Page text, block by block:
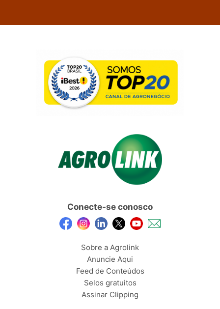
Conecte-se conosco
Sobre a Agrolink
Anuncie Aqui
Feed de Conteúdos
Selos gratuitos
Assinar Clipping